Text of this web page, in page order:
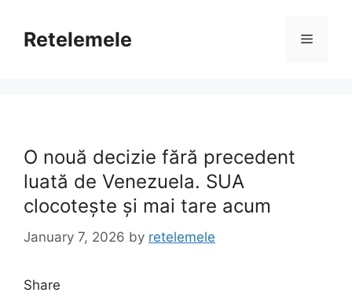
contentRetelemele Menu
O nouă decizie fără precedent
luată de Venezuela. SUA
clocotește și mai tare acum
January 7, 2026 by retelemele
Share